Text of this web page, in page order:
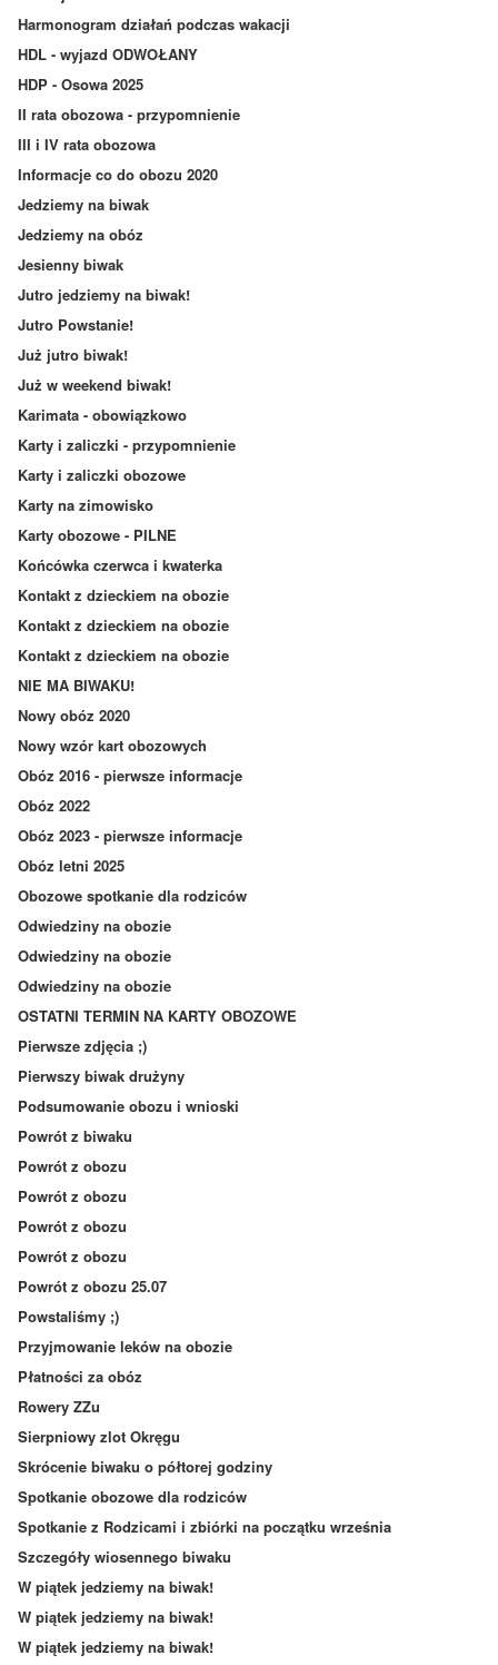
Harmonogram działań podczas wakacji
HDL - wyjazd ODWOŁANY
HDP - Osowa 2025
II rata obozowa - przypomnienie
III i IV rata obozowa
Informacje co do obozu 2020
Jedziemy na biwak
Jedziemy na obóz
Jesienny biwak
Jutro jedziemy na biwak!
Jutro Powstanie!
Już jutro biwak!
Już w weekend biwak!
Karimata - obowiązkowo
Karty i zaliczki - przypomnienie
Karty i zaliczki obozowe
Karty na zimowisko
Karty obozowe - PILNE
Końcówka czerwca i kwaterka
Kontakt z dzieckiem na obozie
Kontakt z dzieckiem na obozie
Kontakt z dzieckiem na obozie
NIE MA BIWAKU!
Nowy obóz 2020
Nowy wzór kart obozowych
Obóz 2016 - pierwsze informacje
Obóz 2022
Obóz 2023 - pierwsze informacje
Obóz letni 2025
Obozowe spotkanie dla rodziców
Odwiedziny na obozie
Odwiedziny na obozie
Odwiedziny na obozie
OSTATNI TERMIN NA KARTY OBOZOWE
Pierwsze zdjęcia ;)
Pierwszy biwak drużyny
Podsumowanie obozu i wnioski
Powrót z biwaku
Powrót z obozu
Powrót z obozu
Powrót z obozu
Powrót z obozu
Powrót z obozu 25.07
Powstaliśmy ;)
Przyjmowanie leków na obozie
Płatności za obóz
Rowery ZZu
Sierpniowy zlot Okręgu
Skrócenie biwaku o półtorej godziny
Spotkanie obozowe dla rodziców
Spotkanie z Rodzicami i zbiórki na początku września
Szczegóły wiosennego biwaku
W piątek jedziemy na biwak!
W piątek jedziemy na biwak!
W piątek jedziemy na biwak!